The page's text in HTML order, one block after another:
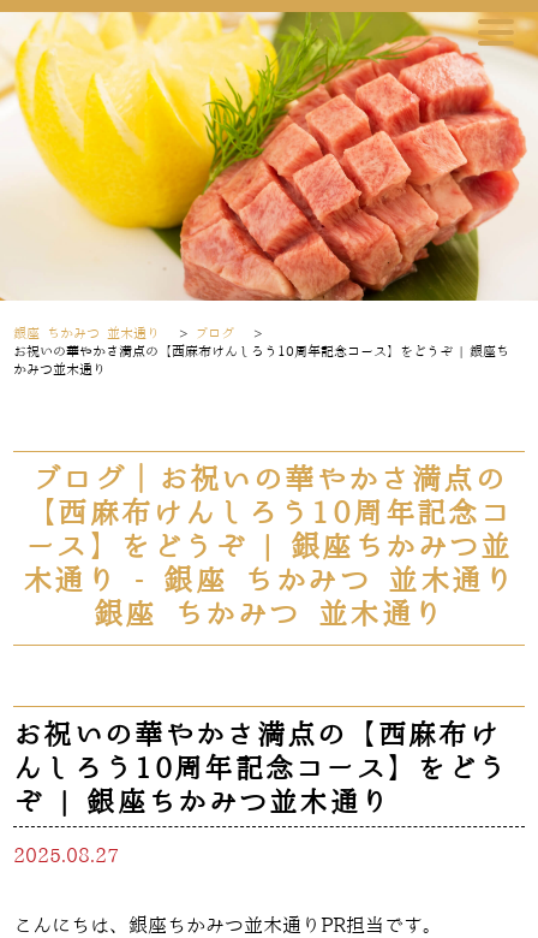
銀座 ちかみつ 並木通り > ブログ
>
お祝いの華やかさ満点の【西麻布けんしろう10周年記念コース】をどうぞ | 銀座ち
かみつ並木通り
ブログ｜お祝いの華やかさ満点の
【西麻布けんしろう10周年記念コ
ース】をどうぞ | 銀座ちかみつ並
木通り - 銀座 ちかみつ 並木通り
銀座 ちかみつ 並木通り
お祝いの華やかさ満点の【西麻布け
んしろう10周年記念コース】をどう
ぞ | 銀座ちかみつ並木通り
2025.08.27
こんにちは、銀座ちかみつ並木通りPR担当です。